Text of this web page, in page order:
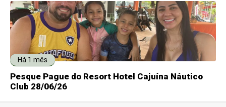
Há 1 mês
Pesque Pague do Resort Hotel Cajuína Náutico
Club 28/06/26